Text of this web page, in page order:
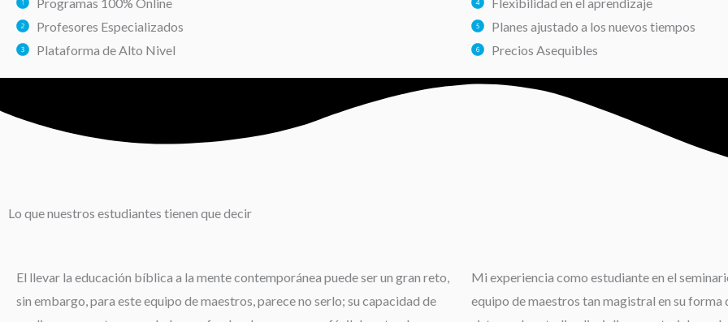
Profesores Especializados
Plataforma de Alto Nivel
Planes ajustado a los nuevos tiempos
Precios Asequibles
Lo que nuestros estudiantes tienen que decir
El llevar la educación bíblica a la mente contemporánea puede ser un gran reto,
sin embargo, para este equipo de maestros, parece no serlo; su capacidad de
Mi experiencia como estudiante en el
equipo de maestros tan magistral en su forma